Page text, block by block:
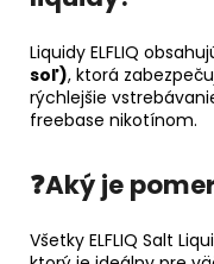
Liquidy ELFLIQ
soľ), ktorá
rýchlejšie
freebase nikotínom.
❓Aký je
Všetky ELFLIQ Salt